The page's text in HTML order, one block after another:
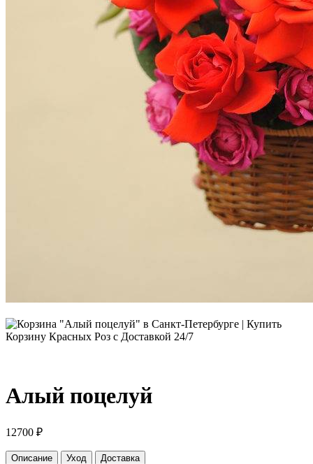
Алый поцелуй
12700 ₽
Описание Уход Доставка